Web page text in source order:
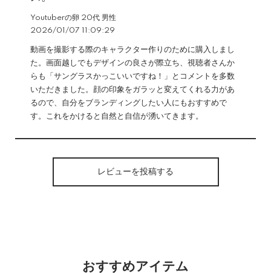
Youtuberの卵 20代 男性
2026/01/07 11:09:29
動画を撮影する際のキャラクター作りのために購入しまし
た。画面越しでもデザインの良さが際立ち、視聴者さんか
らも「サングラスかっこいいですね！」とコメントを多数
いただきました。顔の印象をガラッと変えてくれる力があ
るので、自分をブランディングしたい人にもおすすめで
す。これをかけると自然と自信が湧いてきます。
レビューを投稿する
おすすめアイテム